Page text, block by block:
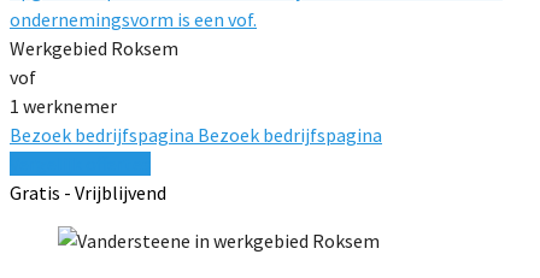
ondernemingsvorm is een vof.
Werkgebied Roksem
vof
1 werknemer
Bezoek bedrijfspagina Bezoek bedrijfspagina
Gratis - Vrijblijvend